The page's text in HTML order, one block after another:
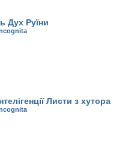
Дух Руїни
Листи з хутора